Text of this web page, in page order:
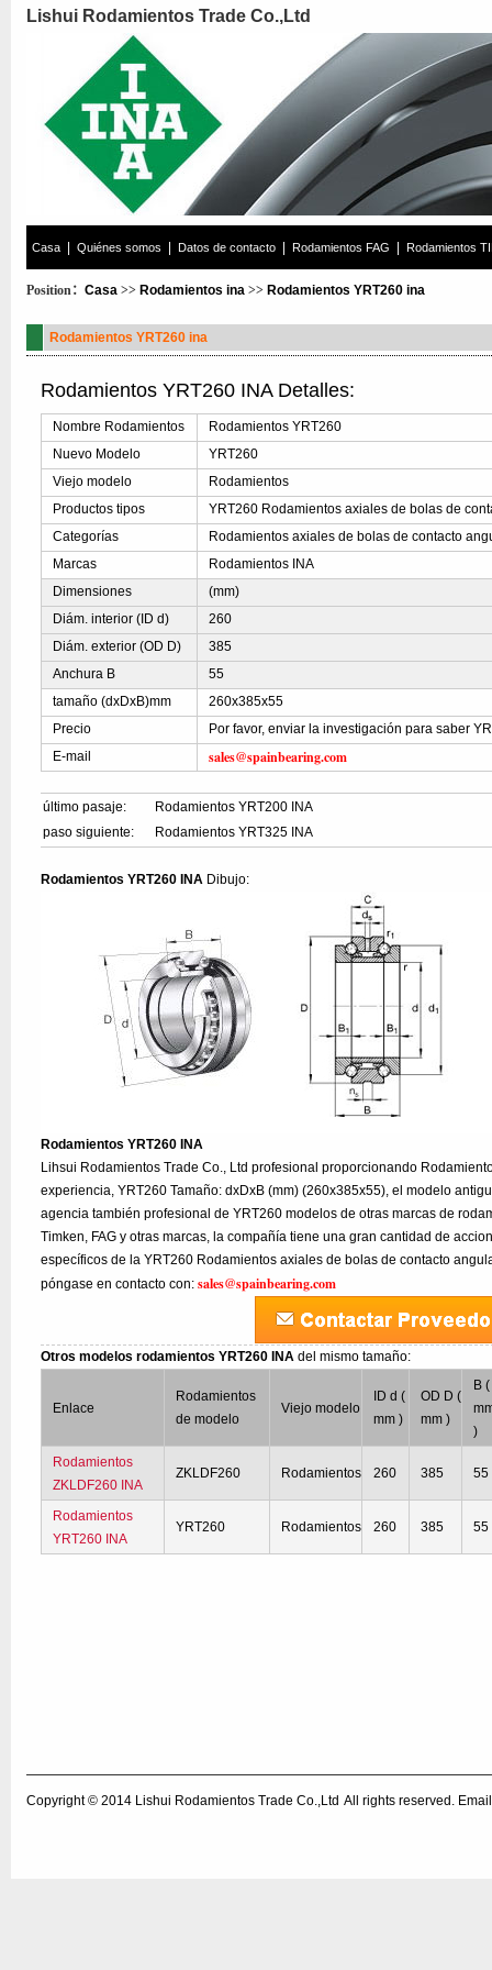
Lishui Rodamientos Trade Co.,Ltd
Casa Quiénes somos Datos de contacto Rodamientos FAG Rodamientos
Position： Casa >> Rodamientos ina >> Rodamientos YRT260 ina
Rodamientos YRT260 ina
Rodamientos YRT260 INA Detalles:
Nombre Rodamientos
Rodamientos YRT260
Nuevo Modelo
YRT260
Viejo modelo
Rodamientos
Productos tipos
YRT260 Rodamientos axiales de bolas de
Categorías
Rodamientos axiales de bolas de contacto
Marcas
Rodamientos INA
Dimensiones
(mm)
Diám. interior (ID d)
260
Diám. exterior (OD D)
385
Anchura B
55
tamaño (dxDxB)mm
260x385x55
Precio
Por favor, enviar la investigación para saber
E-mail
sales@spainbearing.com
último pasaje:
Rodamientos YRT200 INA
paso siguiente:
Rodamientos YRT325 INA
Rodamientos YRT260 INA Dibujo:
Rodamientos YRT260 INA
Lihsui Rodamientos Trade Co., Ltd profesional proporcionando
experiencia, YRT260 Tamaño: dxDxB (mm) (260x385x55), el modelo
agencia también profesional de YRT260 modelos de otras marcas de
Timken, FAG y otras marcas, la compañía tiene una gran cantidad de
específicos de la YRT260 Rodamientos axiales de bolas de contacto
póngase en contacto con:sales@spainbearing.com
Otros modelos rodamientos YRT260 INAdel mismo tamaño:
Enlace
Rodamientos
de modelo
Viejo modelo
ID d (
mm )
OD D (
mm )
B (
)
Rodamientos
ZKLDF260 INA
ZKLDF260 Rodamientos 260 385 55
Rodamientos
YRT260 INA
YRT260 Rodamientos 260 385 55
Copyright © 2014 Lishui Rodamientos Trade Co.,Ltd All rights reserved.